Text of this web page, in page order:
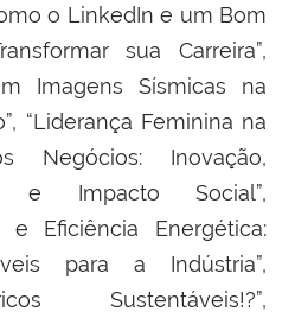
o LinkedIn e um Bom
sua Carreira”,
Imagens Sísmicas na
“Liderança Feminina na
Negócios: Inovação,
e Impacto Social”,
e Eficiência Energética:
para a Indústria”,
Sustentáveis!?”,